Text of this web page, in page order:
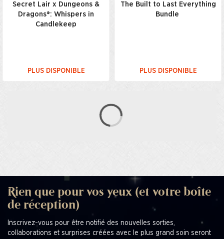
Secret Lair x Dungeons &
Dragons®: Whispers in
Candlekeep
PLUS DISPONIBLE
The Built to Last Everything
Bundle
PLUS DISPONIBLE
Rien que pour vos yeux (et votre boîte
de réception)
Inscrivez-vous pour être notifié des nouvelles sorties,
collaborations et surprises créées avec le plus grand soin seront